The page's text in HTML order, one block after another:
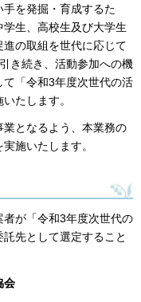
を発掘・育成するた
生、高校生及び大学生
の取組を世代に応じて
き続き、活動参加への機
「令和3年度次世代の活
たします。
となるよう、本業務の
施いたします。
が「令和3年度次世代の
先として選定すること
会